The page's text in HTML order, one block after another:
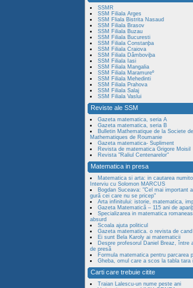
SSMR
SSM Filiala Arges
SSM Fliala Bistrita Nasaud
SSM Filiala Brasov
SSM Filiala Buzau
SSM Filiala Bucuresti
SSM Filiala Constanþa
SSM Filiala Craiova
SSM Filiala Dâmboviþa
SSM Filiala Iasi
SSM Filiala Mangalia
SSM Filiala Maramureº
SSM Filiala Mehedinti
SSM Filiala Prahova
SSM Filiala Salaj
SSM Filiala Vaslui
Reviste ale SSM
Gazeta matematica, seria A
Gazeta matematica, seria B
Bulletin Mathematique de la Societe
Mathematiques de Roumanie
Gazeta matematica- Supliment
Revista de matematica Grigore Moisil
Revista "Raliul Centenarelor"
Matematica in presa
Matematica si arta: in cautarea
Interviu cu Solomon MARCUS
Bogdan Suceava: "Cel mai important
gurã cei care nu se pricep"
Arta infinitului: istorie, matematica,
Gazeta Matematicã – 115 ani de
Specializarea in matematica
absurd
Scoala ajuta politicul
Gazeta matematica. o revista de
Ei sunt Bela Karoly ai matematicii
Despre profesorul Daniel Breaz, între
de presã
Formula matematica pentru parcarea
Gheba, omul care a scos la tabla tara
Carti care trebuie citite
Traian Lalescu-un nume peste ani